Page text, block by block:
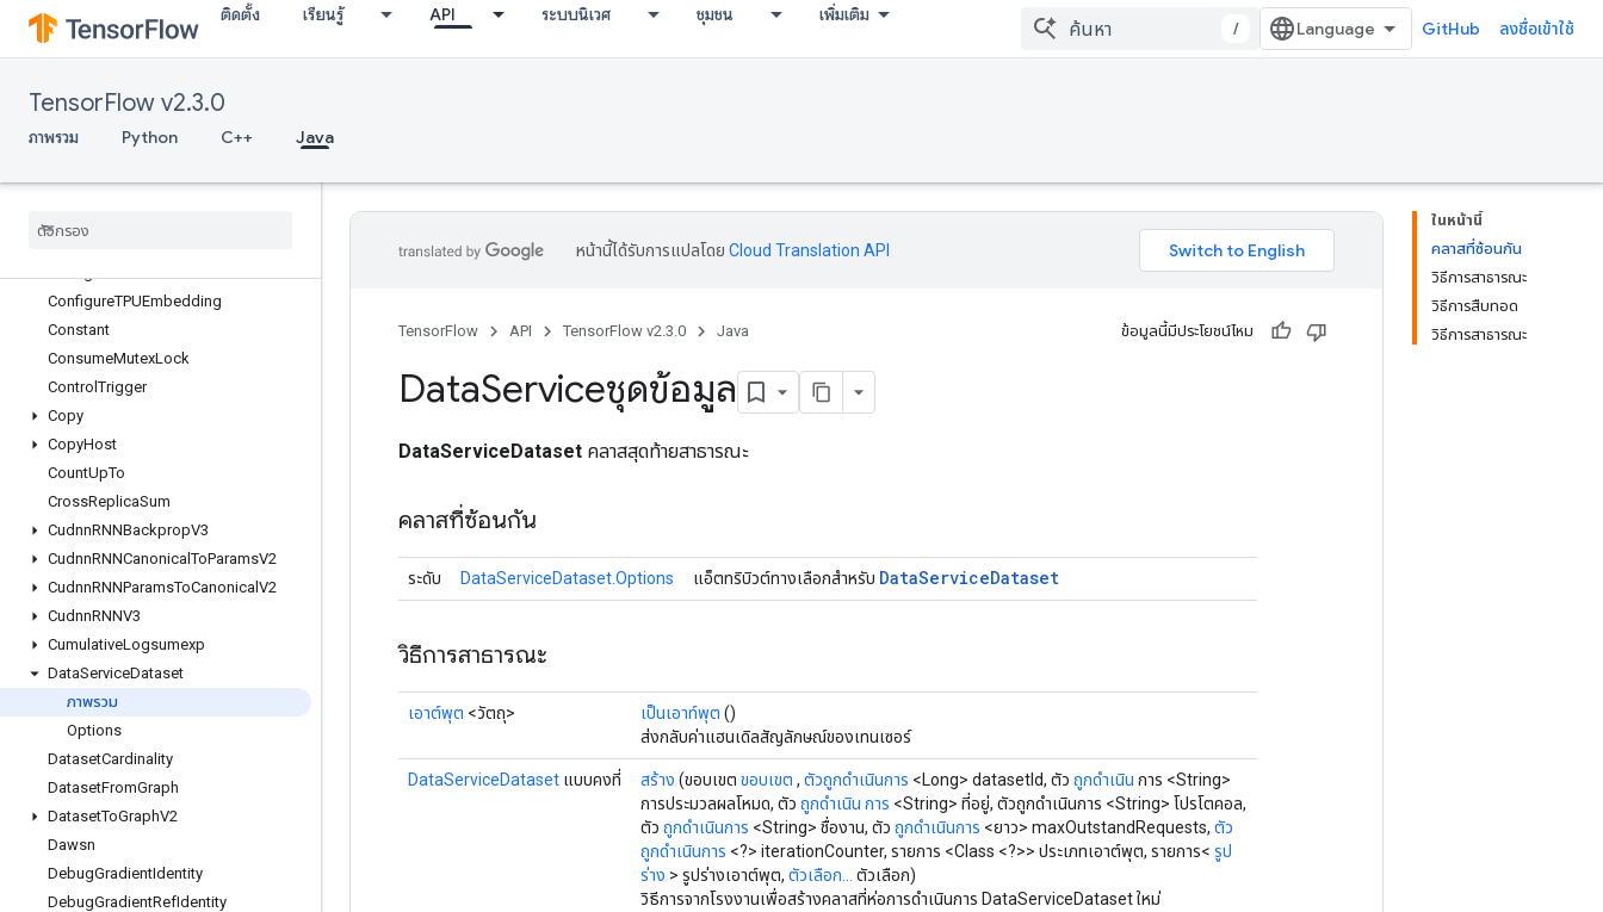
ติดตั้ง เรียนรู้ API ระบบนิเวศ ชุมชน เพิ่มเติม
/ GitHub ลงชื่อเข้าใช้
TensorFlow v2.3.0
ภาพรวม Python C++ Java
ChooseFastestDataset
ClipByValue
CollectivePermute
CollectiveReduceV2
CompressElement
ConfigureTPUEmbedding
Constant
ConsumeMutexLock
ControlTrigger
Copy
CopyHost
CountUpTo
CrossReplicaSum
CudnnRNNBackpropV3
CudnnRNNCanonicalToParamsV2
CudnnRNNParamsToCanonical V2
CudnnRNNV3
CumulativeLogsumexp
DataServiceDataset
ภาพรวม
Options
DatasetCardinality
DatasetFromGraph
DatasetToGraphV2
Dawsn
DebugGradientIdentity
DebugGradientRefIdentity
ในหน้านี้
คลาสที่ซ้อนกัน
วิธีการสาธารณะ
วิธีการสืบทอด
วิธีการสาธารณะ
หน้านี้ได้รับการแปลโดย Cloud Translation API
TensorFlow API TensorFlow v2.3.0 Java ข้อมูลนี้มีประโยชน์ไหม
DataServiceชุดข้อมูล
DataServiceDataset คลาสสุดท้ายสาธารณะ
คลาสที่ซ้อนกัน
ระดับ DataServiceDataset.Options แอ็ตทริบิวต์ทางเลือกสำหรับ DataServiceDataset
วิธีการสาธารณะ
เอาต์พุต <วัตถุ> เป็นเอาท์พุต ()
ส่งกลับค่าแฮนเดิลสัญลักษณ์ของเทนเซอร์
DataServiceDataset แบบคงที่ สร้าง (ขอบเขต ขอบเขต , ตัวถูกดำเนินการ <Long> datasetId, ตัว ถูกดำเนิน การ <String>
การประมวลผลโหมด, ตัว ถูกดำเนิน การ <String> ที่อยู่, ตัวถูกดำเนินการ <String> โปรโตคอล,
ตัว ถูกดำเนินการ <String> ชื่องาน, ตัว ถูกดำเนินการ <ยาว> maxOutstandRequests, ตัว
ถูกดำเนินการ <?> iterationCounter, รายการ <Class <?>> ประเภทเอาต์พุต, รายการ< รูป
ร่าง > รูปร่างเอาต์พุต, ตัวเลือก...
ตัวเลือก)
วิธีการจากโรงงานเพื่อสร้างคลาสที่ห่อการดำเนินการ DataServiceDataset ใหม่